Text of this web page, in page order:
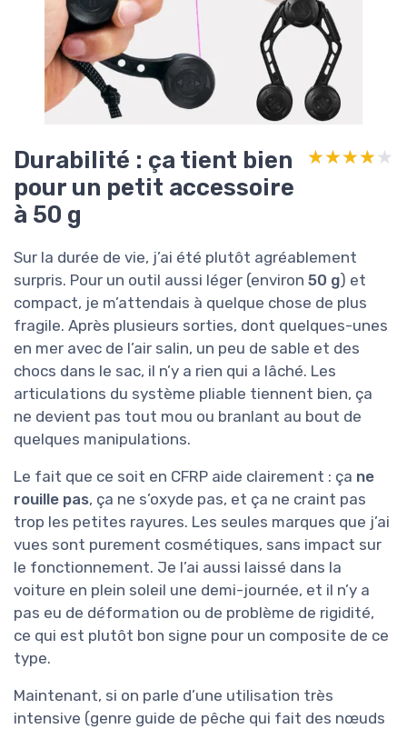
Durabilité : ça tient bien
pour un petit accessoire
à 50 g
★★★★★
★★★★★
Sur la durée de vie, j’ai été plutôt agréablement
surpris. Pour un outil aussi léger (environ 50 g) et
compact, je m’attendais à quelque chose de plus
fragile. Après plusieurs sorties, dont quelques-unes
en mer avec de l’air salin, un peu de sable et des
chocs dans le sac, il n’y a rien qui a lâché. Les
articulations du système pliable tiennent bien, ça
ne devient pas tout mou ou branlant au bout de
quelques manipulations.
Le fait que ce soit en CFRP aide clairement : ça ne
rouille pas, ça ne s’oxyde pas, et ça ne craint pas
trop les petites rayures. Les seules marques que j’ai
vues sont purement cosmétiques, sans impact sur
le fonctionnement. Je l’ai aussi laissé dans la
voiture en plein soleil une demi-journée, et il n’y a
pas eu de déformation ou de problème de rigidité,
ce qui est plutôt bon signe pour un composite de ce
type.
Maintenant, si on parle d’une utilisation très
intensive (genre guide de pêche qui fait des nœuds